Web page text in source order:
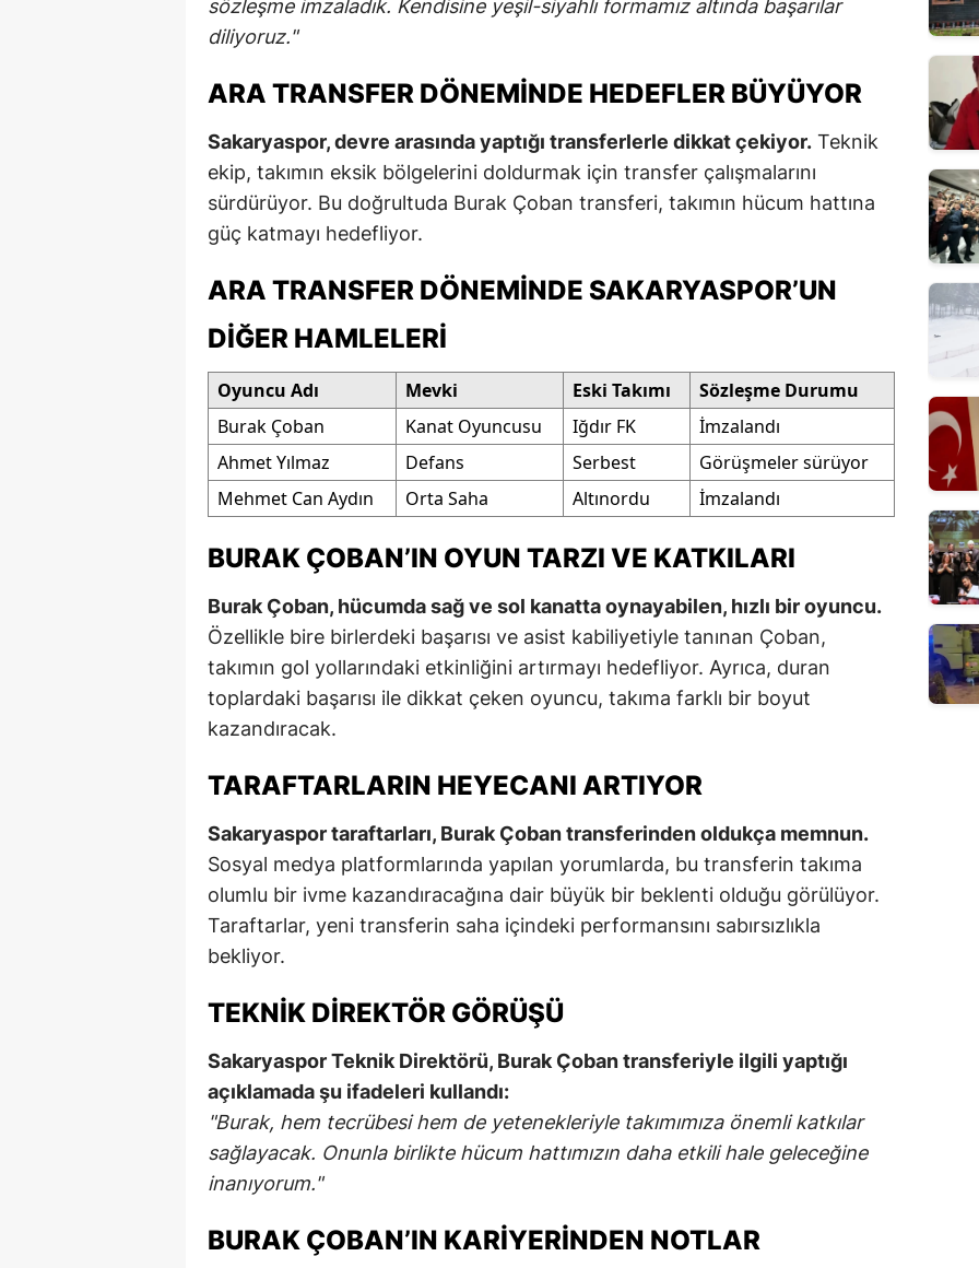
sözleşme imzaladık. Kendisine yeşil-siyahlı formamız altında başarılar
diliyoruz."
ARA TRANSFER DÖNEMINDE HEDEFLER BÜYÜYOR
Sakaryaspor, devre arasında yaptığı transferlerle dikkat çekiyor. Teknik
ekip, takımın eksik bölgelerini doldurmak için transfer çalışmalarını
sürdürüyor. Bu doğrultuda Burak Çoban transferi, takımın hücum hattına
güç katmayı hedefliyor.
ARA TRANSFER DÖNEMINDE SAKARYASPOR’UN
DIĞER HAMLELERI
Oyuncu Adı Mevki Eski Takımı
Sözleşme Durumu
Burak Çoban
Kanat Oyuncusu Iğdır FK
İmzalandı
Ahmet Yılmaz
Defans Serbest
Görüşmeler sürüyor
Mehmet Can Aydın
Orta Saha Altınordu İmzalandı
BURAK ÇOBAN’IN OYUN TARZI VE KATKILARI
Burak Çoban, hücumda sağ ve sol kanatta oynayabilen, hızlı bir oyuncu.
Özellikle bire birlerdeki başarısı ve asist kabiliyetiyle tanınan Çoban,
takımın gol yollarındaki etkinliğini artırmayı hedefliyor. Ayrıca, duran
toplardaki başarısı ile dikkat çeken oyuncu, takıma farklı bir boyut
kazandıracak.
TARAFTARLARIN HEYECANI ARTIYOR
Sakaryaspor taraftarları, Burak Çoban transferinden oldukça memnun.
Sosyal medya platformlarında yapılan yorumlarda, bu transferin takıma
olumlu bir ivme kazandıracağına dair büyük bir beklenti olduğu görülüyor.
Taraftarlar, yeni transferin saha içindeki performansını sabırsızlıkla
bekliyor.
TEKNIK DIREKTÖR GÖRÜŞÜ
Sakaryaspor Teknik Direktörü, Burak Çoban transferiyle ilgili yaptığı
açıklamada şu ifadeleri kullandı:
"Burak, hem tecrübesi hem de yetenekleriyle takımımıza önemli katkılar
sağlayacak. Onunla birlikte hücum hattımızın daha etkili hale geleceğine
inanıyorum."
BURAK ÇOBAN’IN KARIYERINDEN NOTLAR